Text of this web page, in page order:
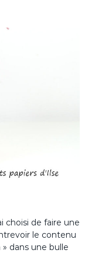
choisi de faire une
le contenu
dans une bulle